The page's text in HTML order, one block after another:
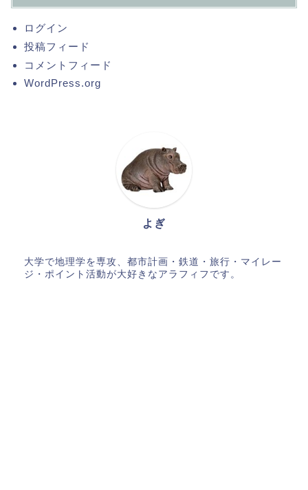
ログイン
投稿フィード
コメントフィード
WordPress.org
よぎ
大学で地理学を専攻、都市計画・鉄道・旅行・マイレー
ジ・ポイント活動が大好きなアラフィフです。